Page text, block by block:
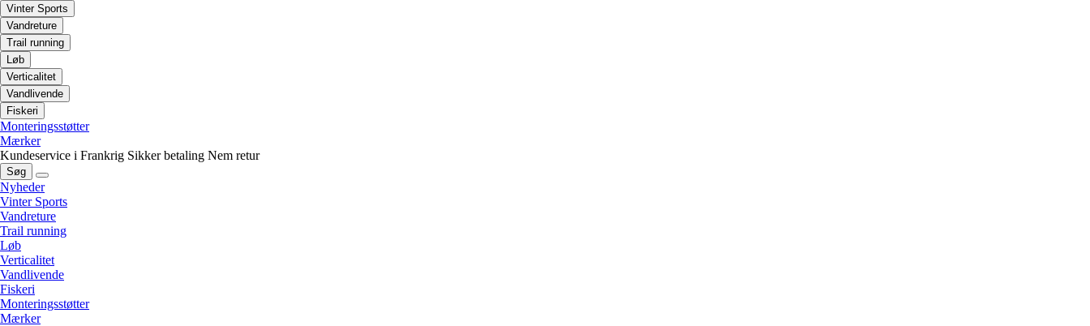
Vinter Sports
Vandreture
Trail running
Løb
Verticalitet
Vandlivende
Fiskeri
Monteringsstøtter
Mærker
Kundeservice i Frankrig Sikker betaling Nem retur
Søg
Nyheder
Vinter Sports
Vandreture
Trail running
Løb
Verticalitet
Vandlivende
Fiskeri
Monteringsstøtter
Mærker